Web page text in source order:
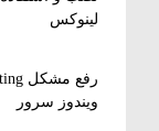
لینوکس
ویندوز سرور